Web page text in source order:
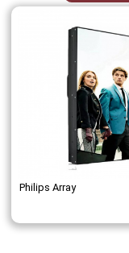
Philips Array